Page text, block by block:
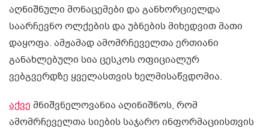
აღნიშნული მონაცემები და განხორციელდა
საარჩევნო ოლქების და უბნების მიხედვით მათი
დაყოფა. ამჟამად ამომრჩეველთა ერთიანი
განახლებული სია ცესკოს ოფიციალურ
ვებგვერდზე ყველასთვის ხელმისაწვდომია.
აქვე მნიშვნელოვანია აღინიშნოს, რომ
ამომრჩეველთა სიების საჯარო ინფორმაციისთვის